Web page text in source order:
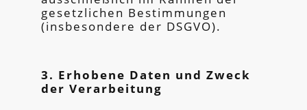
gesetzlichen Bestimmungen
(insbesondere der DSGVO).
3. Erhobene Daten und Zweck
der Verarbeitung